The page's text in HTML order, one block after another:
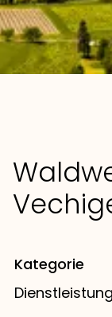
Kategorie
Dienstleistung